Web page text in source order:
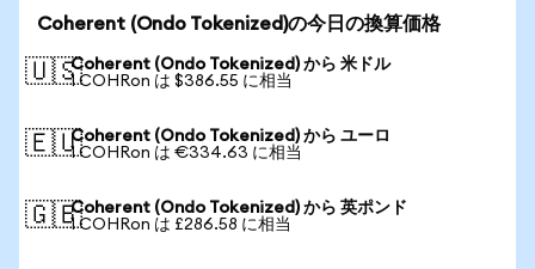
Coherent (Ondo Tokenized)の今日の換算価格
🇺🇸Coherent (Ondo Tokenized) から 米ドル
1 COHRon は $386.55 に相当
🇪🇺Coherent (Ondo Tokenized) から ユーロ
1 COHRon は €334.63 に相当
🇬🇧Coherent (Ondo Tokenized) から 英ポンド
1 COHRon は £286.58 に相当